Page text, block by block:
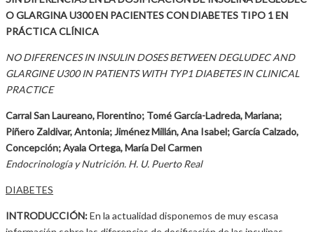
O GLARGINA U300 EN PACIENTES CON DIABETES TIPO 1 EN
PRÁCTICA CLÍNICA
NO DIFERENCES IN INSULIN DOSES BETWEEN DEGLUDEC AND
GLARGINE U300 IN PATIENTS WITH TYP1 DIABETES IN CLINICAL
PRACTICE
Carral San Laureano, Florentino; Tomé García-Ladreda, Mariana;
Piñero Zaldivar, Antonia; Jiménez Millán, Ana Isabel; García Calzado,
Concepción; Ayala Ortega, María Del Carmen
Endocrinología y Nutrición. H. U. Puerto Real
DIABETES
INTRODUCCIÓN:En la actualidad disponemos de muy escasa